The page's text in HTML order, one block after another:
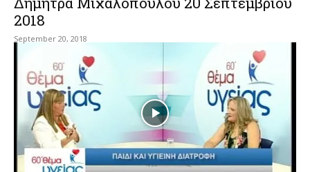
2018
September 20, 2018